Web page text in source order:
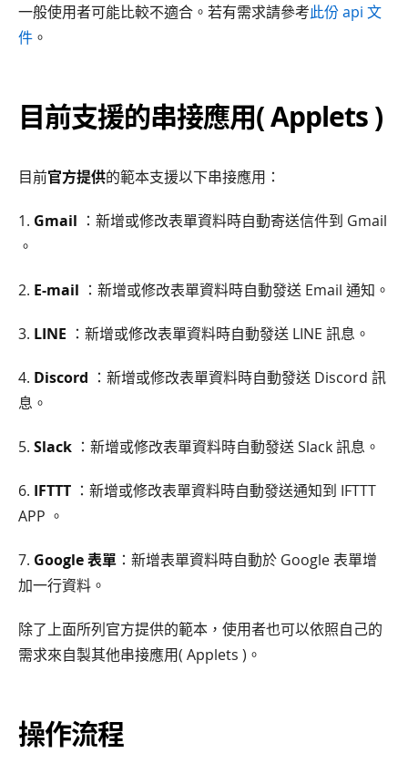
一般使用者可能比較不適合。若有需求請參考此份 api 文
件 。
目前支援的串接應用( Applets )
目前官方提供的範本支援以下串接應用：
1. Gmail ：新增或修改表單資料時自動寄送信件到 Gmail
。
2. E-mail ：新增或修改表單資料時自動發送 Email 通知。
3. LINE ：新增或修改表單資料時自動發送 LINE 訊息。
4. Discord ：新增或修改表單資料時自動發送 Discord 訊
息。
5. Slack ：新增或修改表單資料時自動發送 Slack 訊息。
6. IFTTT ：新增或修改表單資料時自動發送通知到 IFTTT
APP 。
7. Google 表單 ：新增表單資料時自動於 Google 表單增
加一行資料。
除了上面所列官方提供的範本，使用者也可以依照自己的
需求來自製其他串接應用( Applets )。
操作流程